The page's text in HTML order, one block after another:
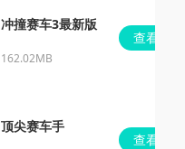
冲撞赛车3最新版
162.02MB
查看
顶尖赛车手
查看